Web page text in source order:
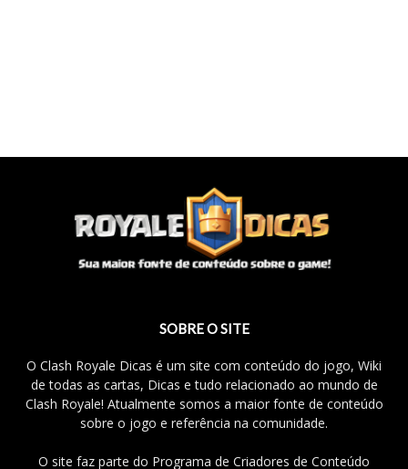
SOBRE O SITE
O Clash Royale Dicas é um site com conteúdo do jogo, Wiki
de todas as cartas, Dicas e tudo relacionado ao mundo de
Clash Royale! Atualmente somos a maior fonte de conteúdo
sobre o jogo e referência na comunidade.
O site faz parte do Programa de Criadores de Conteúdo